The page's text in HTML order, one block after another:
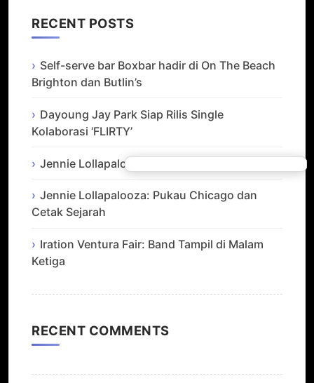
RECENT POSTS
Self-serve bar Boxbar hadir di On The Beach
Brighton dan Butlin’s
Dayoung Jay Park Siap Rilis Single
Kolaborasi ‘FLIRTY’
Jennie Lollapalooza: Bikin Sejarah di Chicago
Jennie Lollapalooza: Pukau Chicago dan
Cetak Sejarah
Iration Ventura Fair: Band Tampil di Malam
Ketiga
RECENT COMMENTS